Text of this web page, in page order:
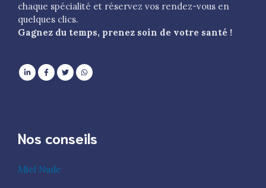
chaque spécialité et réservez vos rendez-vous en
quelques clics.
Gagnez du temps, prenez soin de votre santé !
Nos conseils
Miel Nude